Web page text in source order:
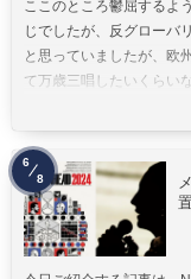
ここのところ鬱屈するよ
じでしたが、反グローバ
と思っていましたが、欧
て万歳三唱したいくらい
6
8